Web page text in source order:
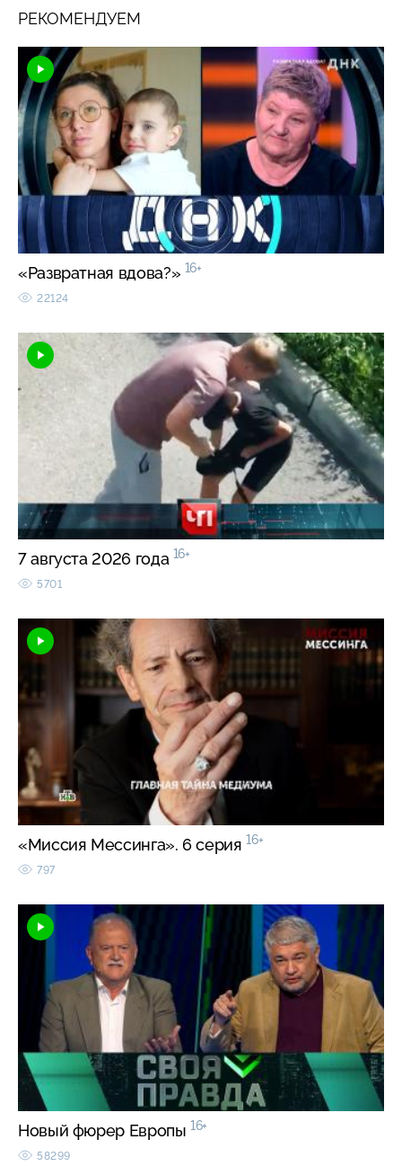
РЕКОМЕНДУЕМ
«Развратная вдова?» 16+
22124
7 августа 2026 года 16+
5701
«Миссия Мессинга». 6 серия 16+
797
Новый фюрер Европы 16+
58299